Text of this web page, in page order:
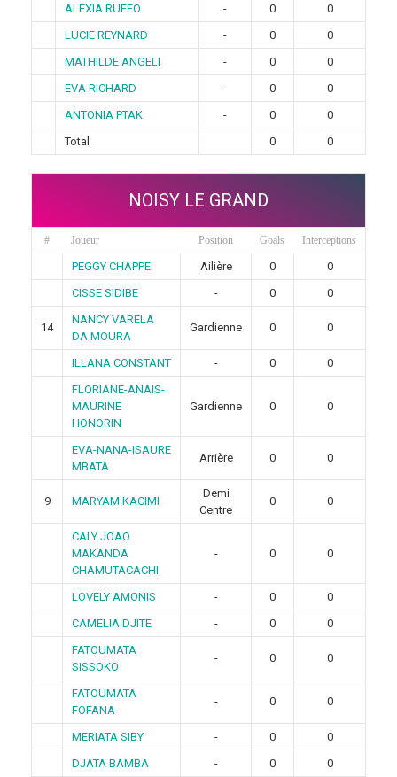
ALEXIA RUFFO - 0
0
LUCIE REYNARD
- 0
0
MATHILDE ANGELI
- 0
0
EVA RICHARD
- 0
0
ANTONIA PTAK
- 0
0
Total
0 0
NOISY LE GRAND
# Joueur Position Goals Interceptions
PEGGY CHAPPE Ailière 0
0
CISSE SIDIBE
- 0 0
14
NANCY VARELA
DA MOURA
Gardienne 0 0
ILLANA CONSTANT - 0
0
FLORIANE-ANAIS-
MAURINE
HONORIN
Gardienne 0 0
EVA-NANA-ISAURE
MBATA
Arrière 0 0
9 MARYAM KACIMI
Demi
Centre
0 0
CALY JOAO
MAKANDA
CHAMUTACACHI
- 0 0
LOVELY AMONIS - 0
0
CAMELIA DJITE
- 0
0
FATOUMATA
SISSOKO
- 0 0
FATOUMATA
FOFANA
- 0 0
MERIATA SIBY - 0
0
DJATA BAMBA
- 0
0